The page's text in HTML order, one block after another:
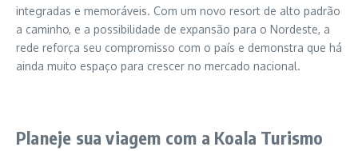
integradas e memoráveis. Com um novo resort de alto padrão
a caminho, e a possibilidade de expansão para o Nordeste, a
rede reforça seu compromisso com o país e demonstra que há
ainda muito espaço para crescer no mercado nacional.
Planeje sua viagem com a Koala Turismo